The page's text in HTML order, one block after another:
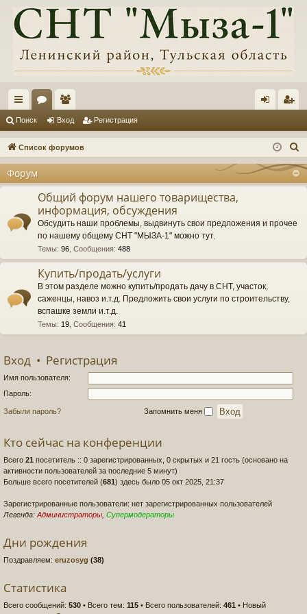
с
ы
и
ум
ол
ьз
ат
ел
и
д ис
ац
Поиск Вход Регистрация
Список форумов
Форум
Общий форум нашего товарищества,
информация, обсуждения
Обсудить наши проблемы, выдвинуть свои предложения и прочее
по нашему общему СНТ "МЫЗА-1" можно тут.
Темы: 96 Сообщения: 488
Купить/продать/услуги
В этом разделе можно купить/продать дачу в СНТ, участок,
саженцы, навоз и.т.д. Предложить свои услуги по строительству,
вспашке земли и.т.д.
Темы: 19 Сообщения: 41
Вход • Регистрация
Имя пользователя:
Пароль:
Забыли пароль? Запомнить меня
Кто сейчас на конференции
Всего 21 посетитель :: 0 зарегистрированных, 0 скрытых и 21 гость (основано на
активности пользователей за последние 5 минут)
Больше всего посетителей (681) здесь было 05 окт 2025, 21:37
Зарегистрированные пользователи: нет зарегистрированных пользователей
Легенда: Администраторы Супермодераторы
Дни рождения
Поздравляем: eruzosyg (38)
Статистика
Всего сообщений: 530 • Всего тем: 115 • Всего пользователей: 461 • Новый